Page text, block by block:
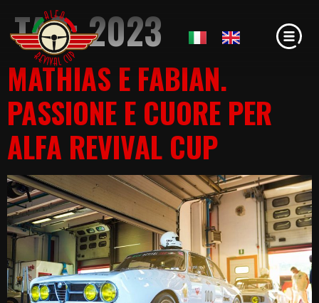
TAG:2023
MATHIAS E FABIAN.
PASSIONE E CUORE PER
ALFA REVIVAL CUP